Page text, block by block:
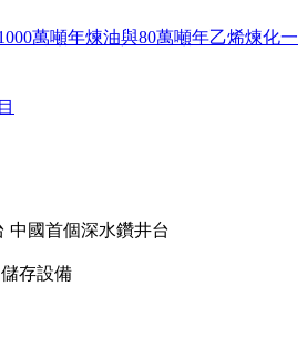
萬噸年煉油與80萬噸年乙烯煉化一
中國首個深水鑽井台
存設備